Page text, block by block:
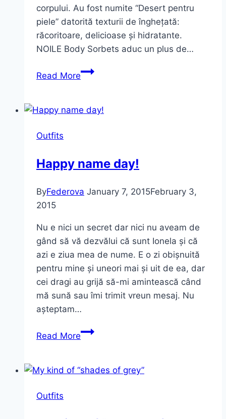
corpului. Au fost numite “Desert pentru
piele” datorită texturii de înghețată:
răcoritoare, delicioase și hidratante.
NOILE Body Sorbets aduc un plus de…
Read MoreNoile
tip
Shop
a
picnic
să
“le
gust”
Outfits
Happy name day!
ByFederova January 7, 2015February 3,
2015
Nu e nici un secret dar nici nu aveam de
gând să vă dezvălui că sunt Ionela și că
azi e ziua mea de nume. E o zi obișnuită
pentru mine și uneori mai și uit de ea, dar
cei dragi au grijă să-mi amintească când
mă sună sau îmi trimit vreun mesaj. Nu
așteptam…
Read MoreHappy
Outfits